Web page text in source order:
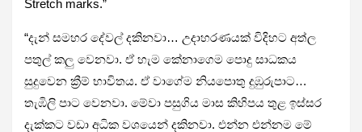
Stretch marks.”
“දැන් සමහර දේවල් දකිනවා… උදාහරණයක් විදිහට අත්ල
පතුල් කලු වෙනවා. ඒ හැම කේනාගෙම පොදු සාධකය
සුදුවෙන ක්‍රීම් භාවිතය. ඒ වාගේම නියපොතු දුඹුරුපාට…
තැඹිලි පාට වෙනවා. මේවා පසුගිය මාස කිහිපය තුළ ඉස්සර
දැක්කට වඩා අධික වශයෙන් දකිනවා. එන්න එන්නම මේ